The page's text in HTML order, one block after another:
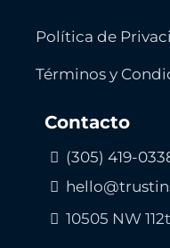
Política de
Términos y
Contacto
(305) 419-
10505 NW